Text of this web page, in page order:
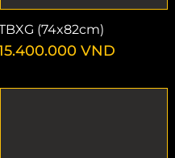
(74x82cm)
VND